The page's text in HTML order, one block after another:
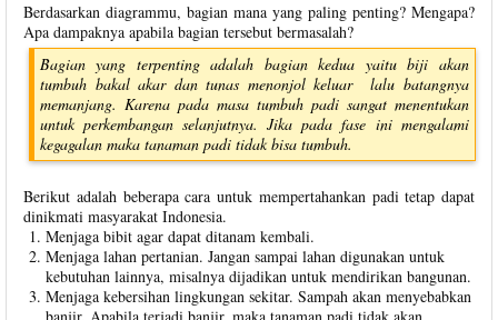
Berdasarkan diagrammu, bagian mana yang paling penting? Mengapa?
Apa dampaknya apabila bagian tersebut bermasalah?
Bagian yang terpenting adalah bagian kedua yaitu biji akan
tumbuh bakal akar dan tunas menonjol keluar lalu batangnya
memanjang. Karena pada masa tumbuh padi sangat menentukan
untuk perkembangan selanjutnya. Jika pada fase ini mengalami
kegagalan maka tanaman padi tidak bisa tumbuh.
Berikut adalah beberapa cara untuk mempertahankan padi tetap dapat
dinikmati masyarakat Indonesia.
Menjaga bibit agar dapat ditanam kembali.
Menjaga lahan pertanian. Jangan sampai lahan digunakan untuk
kebutuhan lainnya, misalnya dijadikan untuk mendirikan bangunan.
Menjaga kebersihan lingkungan sekitar. Sampah akan menyebabkan